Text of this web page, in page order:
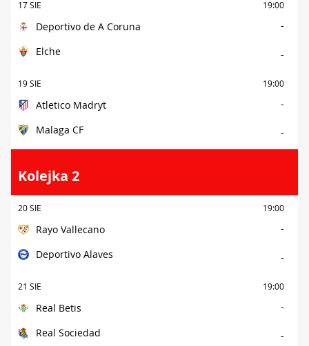
17 SIE 19:00
Deportivo de A Coruna
Elche
-
-
19 SIE 19:00
Atletico Madryt
Malaga CF
-
-
Kolejka 2
20 SIE 19:00
Rayo Vallecano
Deportivo Alaves
-
-
21 SIE 19:00
Real Betis
Real Sociedad
-
-